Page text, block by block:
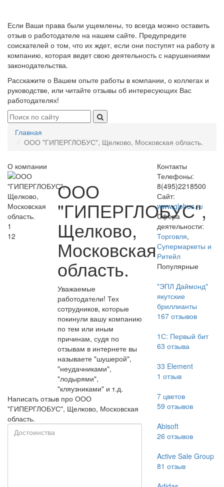
Если Ваши права были ущемлены, то всегда можно оставить
отзыв о работодателе на нашем сайте. Предупредите
соискателей о том, что их ждет, если они поступят на работу в
компанию, которая ведет свою деятельность с нарушениями
законодательства.
Расскажите о Вашем опыте работы в компании, о коллегах и
руководстве, или читайте отзывы об интересующих Вас
работодателях!
Главная
ООО "ГИПЕРГЛОБУС", Щелково, Московская область.
О компании
1
12
ООО
"ГИПЕРГЛОБУС",
Щелково,
Московская
область.
Уважаемые
работодатели! Тех
сотрудников, которые
покинули вашу компанию
по тем или иным
причинам, судя по
отзывам в интернете вы
называете "шушерой",
"неудачниками",
"лодырями",
"кляузниками" и т.д.
Написать отзыв про ООО
"ГИПЕРГЛОБУС", Щелково, Московская
область.
Контакты
Телефоны:
8(495)2218500
Сайт:
www.globus.ru
Сфера
деятельности:
Торговля,
Супермаркеты и
Ритейл
Популярные
"ЭПЛ Даймонд"
якутские
бриллианты
167отзывов
1С: Первый бит
63 отзыва
33 Element
1 отзыв
7 цветов
59 отзывов
Abisoft
26 отзывов
Active Sale Group
81 отзыв